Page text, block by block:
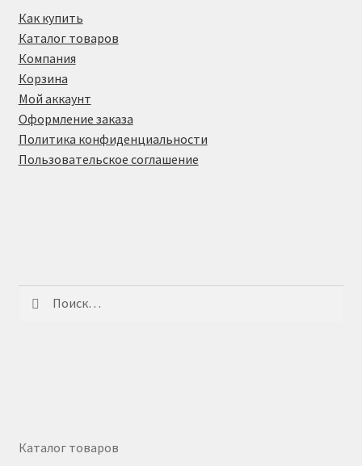
Как купить
Каталог товаров
Компания
Корзина
Мой аккаунт
Оформление заказа
Политика конфиденциальности
Пользовательское соглашение
Каталог товаров